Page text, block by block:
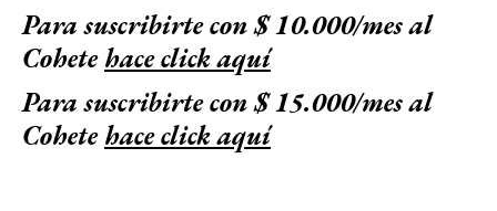
Para suscribirte con $ 10.000/mes al
Cohetehace click aquí
Para suscribirte con $ 15.000/mes al
Cohetehace click aquí